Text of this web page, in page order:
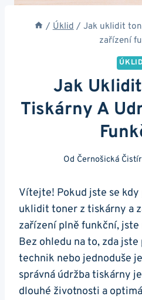
/ Úklid / Jak uklidit
zařízení
Jak
Tiskárny A
Od Černošická
Vítejte! Pokud jste se
uklidit toner z tiskárny a
zařízení plně funkční, jste
Bez ohledu na to, zda
technik nebo jednoduše
správná údržba tiskárny
dlouhé životnosti a